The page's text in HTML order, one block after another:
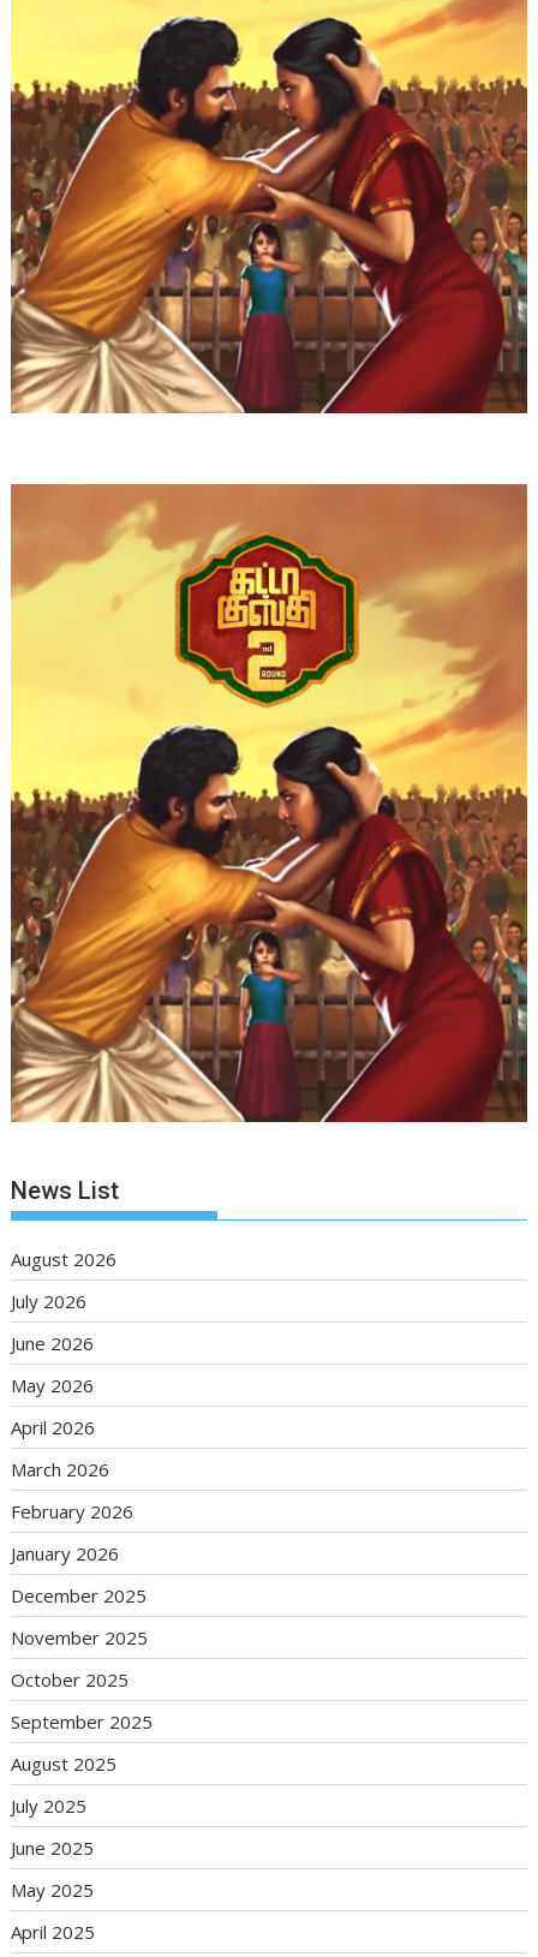
News List
August 2026
July 2026
June 2026
May 2026
April 2026
March 2026
February 2026
January 2026
December 2025
November 2025
October 2025
September 2025
August 2025
July 2025
June 2025
May 2025
April 2025